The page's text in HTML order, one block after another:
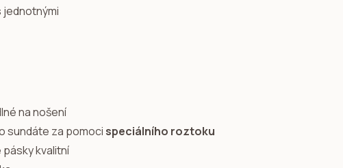
na nošení
sundáte za pomoci speciálního roztoku